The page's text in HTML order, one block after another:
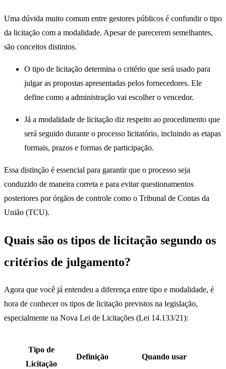
Uma dúvida muito comum entre gestores públicos é confundir o tipo
da licitação com a modalidade. Apesar de parecerem semelhantes,
são conceitos distintos.
O tipo de licitação determina o critério que será usado para
julgar as propostas apresentadas pelos fornecedores. Ele
define como a administração vai escolher o vencedor.
Já a modalidade de licitação diz respeito ao procedimento que
será seguido durante o processo licitatório, incluindo as etapas
formais, prazos e formas de participação.
Essa distinção é essencial para garantir que o processo seja
conduzido de maneira correta e para evitar questionamentos
posteriores por órgãos de controle como o Tribunal de Contas da
União (TCU).
Quais são os tipos de licitação segundo os
critérios de julgamento?
Agora que você já entendeu a diferença entre tipo e modalidade, é
hora de conhecer os tipos de licitação previstos na legislação,
especialmente na Nova Lei de Licitações (Lei 14.133/21):
Tipo de
Licitação
Definição Quando usar